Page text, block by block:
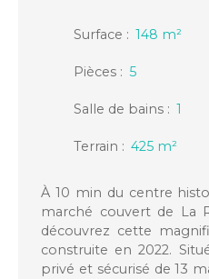
Surface : 148 m²
Pièces : 5
Salle de bains : 1
Terrain : 425 m²
À 10 min du centre
marché couvert de La
découvrez cette
construite en 2022.
privé et sécurisé de 13